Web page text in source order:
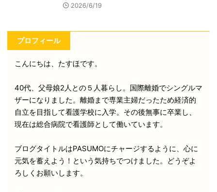
2026/6/19
プロフィール
こんにちは、たすほです。
40代、父母娘2人との５人暮らし。国際離婚でシングルマ
ザーになりました。離婚まで専業主婦だったため経済的
自立を目指して看護学校に入学。その後無事に卒業し、
現在は総合病院で看護師として働いています。
ブログタイトルはPASUMOにチャージするように、心に
元気を蓄えよう！という気持ちでつけました。どうぞよ
ろしくお願いします。